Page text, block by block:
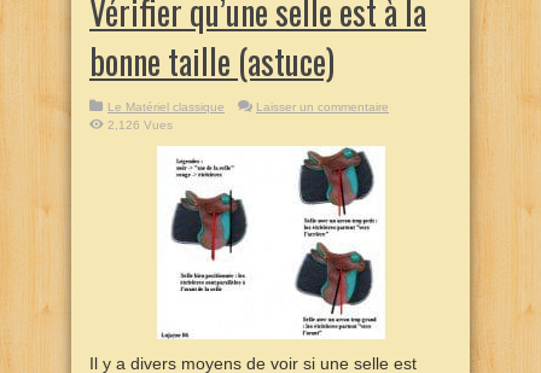
Vérifier qu’une selle est à la
bonne taille (astuce)
Le Matériel classique
Laisser un commentaire
2,126 Vues
Il y a divers moyens de voir si une selle est